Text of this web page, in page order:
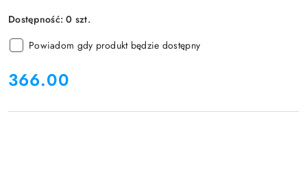
Dostępność:0 szt.
Powiadom gdy produkt będzie dostępny
cena:
366.00